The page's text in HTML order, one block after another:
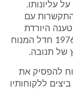
עליונותו.
עם
היורדת
לשורשה של התקשרות זו. החל משנת 1976 חדל המנוח
של תנובה.
להפסיק את
ללקוחותיו